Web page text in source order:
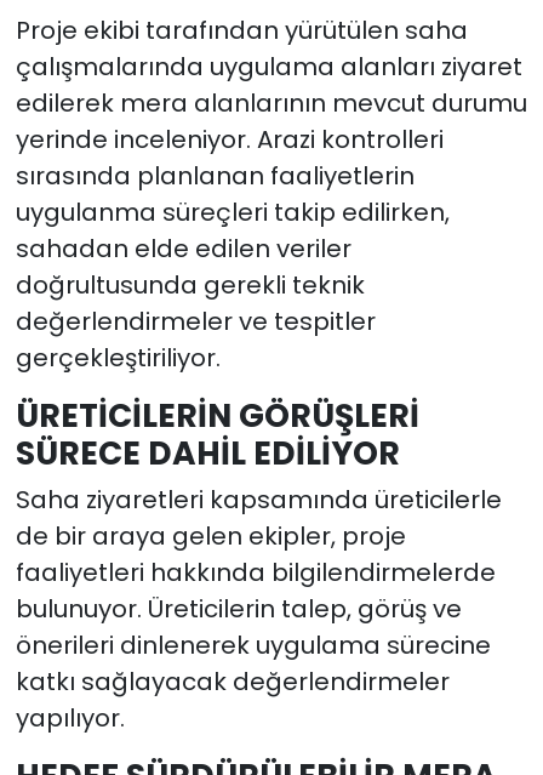
Proje ekibi tarafından yürütülen saha
çalışmalarında uygulama alanları ziyaret
edilerek mera alanlarının mevcut durumu
yerinde inceleniyor. Arazi kontrolleri
sırasında planlanan faaliyetlerin
uygulanma süreçleri takip edilirken,
sahadan elde edilen veriler
doğrultusunda gerekli teknik
değerlendirmeler ve tespitler
gerçekleştiriliyor.
ÜRETİCİLERİN GÖRÜŞLERİ
SÜRECE DAHİL EDİLİYOR
Saha ziyaretleri kapsamında üreticilerle
de bir araya gelen ekipler, proje
faaliyetleri hakkında bilgilendirmelerde
bulunuyor. Üreticilerin talep, görüş ve
önerileri dinlenerek uygulama sürecine
katkı sağlayacak değerlendirmeler
yapılıyor.